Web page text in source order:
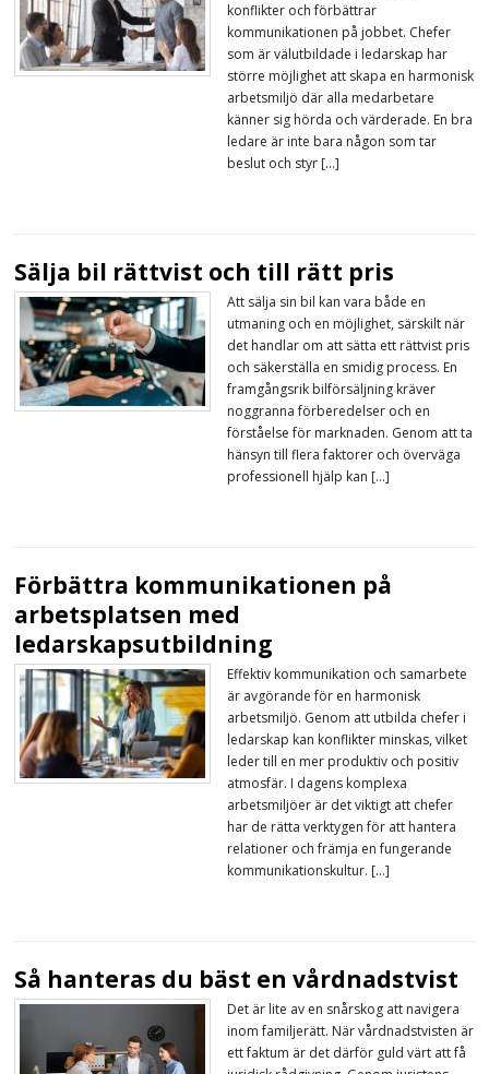
konflikter och förbättrar
kommunikationen på jobbet. Chefer
som är välutbildade i ledarskap har
större möjlighet att skapa en harmonisk
arbetsmiljö där alla medarbetare
känner sig hörda och värderade. En bra
ledare är inte bara någon som tar
beslut och styr […]
Sälja bil rättvist och till rätt pris
Att sälja sin bil kan vara både en
utmaning och en möjlighet, särskilt när
det handlar om att sätta ett rättvist pris
och säkerställa en smidig process. En
framgångsrik bilförsäljning kräver
noggranna förberedelser och en
förståelse för marknaden. Genom att ta
hänsyn till flera faktorer och överväga
professionell hjälp kan […]
Förbättra kommunikationen på
arbetsplatsen med
ledarskapsutbildning
Effektiv kommunikation och samarbete
är avgörande för en harmonisk
arbetsmiljö. Genom att utbilda chefer i
ledarskap kan konflikter minskas, vilket
leder till en mer produktiv och positiv
atmosfär. I dagens komplexa
arbetsmiljöer är det viktigt att chefer
har de rätta verktygen för att hantera
relationer och främja en fungerande
kommunikationskultur. […]
Så hanteras du bäst en vårdnadstvist
Det är lite av en snårskog att navigera
inom familjerätt. När vårdnadstvisten är
ett faktum är det därför guld värt att få